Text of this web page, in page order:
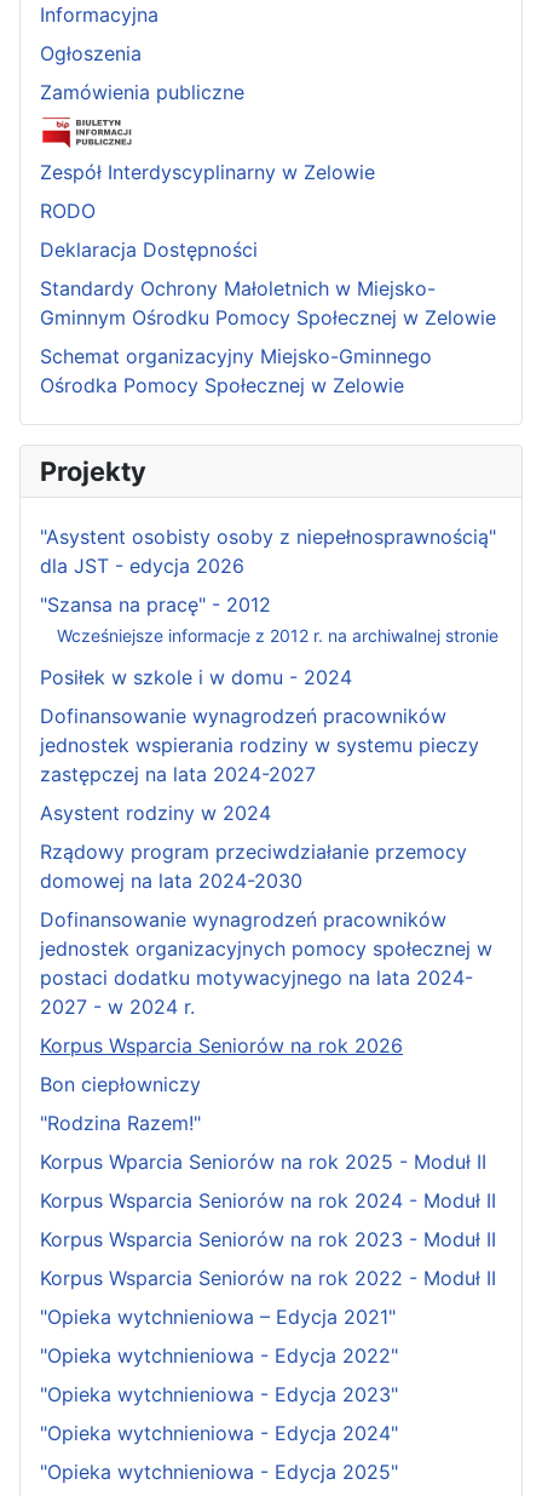
Informacyjna
Ogłoszenia
Zamówienia publiczne
Zespół Interdyscyplinarny w Zelowie
RODO
Deklaracja Dostępności
Standardy Ochrony Małoletnich w Miejsko-
Gminnym Ośrodku Pomocy Społecznej w Zelowie
Schemat organizacyjny Miejsko-Gminnego
Ośrodka Pomocy Społecznej w Zelowie
Projekty
"Asystent osobisty osoby z niepełnosprawnością"
dla JST - edycja 2026
"Szansa na pracę" - 2012
Wcześniejsze informacje z 2012 r. na archiwalnej stronie
Posiłek w szkole i w domu - 2024
Dofinansowanie wynagrodzeń pracowników
jednostek wspierania rodziny w systemu pieczy
zastępczej na lata 2024-2027
Asystent rodziny w 2024
Rządowy program przeciwdziałanie przemocy
domowej na lata 2024-2030
Dofinansowanie wynagrodzeń pracowników
jednostek organizacyjnych pomocy społecznej w
postaci dodatku motywacyjnego na lata 2024-
2027 - w 2024 r.
Korpus Wsparcia Seniorów na rok 2026
Bon ciepłowniczy
"Rodzina Razem!"
Korpus Wparcia Seniorów na rok 2025 - Moduł II
Korpus Wsparcia Seniorów na rok 2024 - Moduł II
Korpus Wsparcia Seniorów na rok 2023 - Moduł II
Korpus Wsparcia Seniorów na rok 2022 - Moduł II
"Opieka wytchnieniowa – Edycja 2021"
"Opieka wytchnieniowa - Edycja 2022"
"Opieka wytchnieniowa - Edycja 2023"
"Opieka wytchnieniowa - Edycja 2024"
"Opieka wytchnieniowa - Edycja 2025"